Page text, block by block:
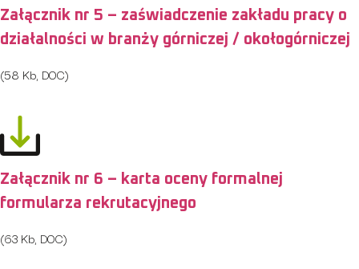
Załącznik nr 5 – zaświadczenie zakładu pracy o
działalności w branży górniczej / okołogórniczej
(58 Kb, DOC)
Załącznik nr 6 – karta oceny formalnej
formularza rekrutacyjnego
(63 Kb, DOC)